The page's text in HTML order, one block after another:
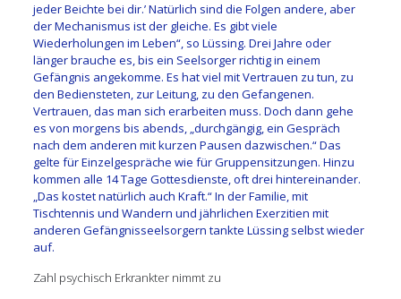
jeder Beichte bei dir.’ Natürlich sind die Folgen andere, aber
der Mechanismus ist der gleiche. Es gibt viele
Wiederholungen im Leben“, so Lüssing. Drei Jahre oder
länger brauche es, bis ein Seelsorger richtig in einem
Gefängnis angekomme. Es hat viel mit Vertrauen zu tun, zu
den Bediensteten, zur Leitung, zu den Gefangenen.
Vertrauen, das man sich erarbeiten muss. Doch dann gehe
es von morgens bis abends, „durchgängig, ein Gespräch
nach dem anderen mit kurzen Pausen dazwischen.“ Das
gelte für Einzelgespräche wie für Gruppensitzungen. Hinzu
kommen alle 14 Tage Gottesdienste, oft drei hintereinander.
„Das kostet natürlich auch Kraft.“ In der Familie, mit
Tischtennis und Wandern und jährlichen Exerzitien mit
anderen Gefängnisseelsorgern tankte Lüssing selbst wieder
auf.
Zahl psychisch Erkrankter nimmt zu